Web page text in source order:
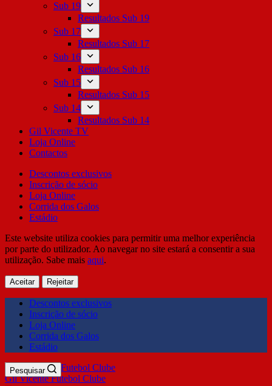
Sub 19
Resultados Sub 19
Sub 17
Resultados Sub 17
Sub 16
Resultados Sub 16
Sub 15
Resultados Sub 15
Sub 14
Resultados Sub 14
Gil Vicente TV
Loja Online
Contactos
Descontos exclusivos
Inscrição de sócio
Loja Online
Corrida dos Galos
Estádio
Este website utiliza cookies para permitir uma melhor experiência
por parte do utilizador. Ao navegar no site estará a consentir a sua
utilização. Sabe mais aqui.
Aceitar Rejeitar
Descontos exclusivos
Inscrição de sócio
Loja Online
Corrida dos Galos
Estádio
Gil Vicente Futebol Clube
Pesquisar